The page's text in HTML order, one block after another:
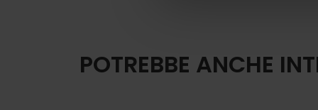
POTREBBE ANCHE